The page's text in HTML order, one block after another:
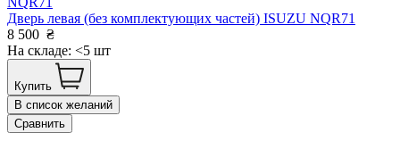
Дверь левая (без комплектующих частей) ISUZU NQR71
8 500 ₴
На складе: <5 шт
Купить
В список желаний
Сравнить